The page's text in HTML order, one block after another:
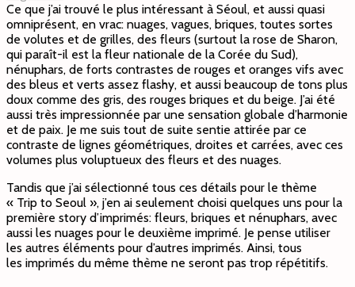
Ce que j’ai trouvé le plus intéressant à Séoul, et aussi quasi
omniprésent, en vrac: nuages, vagues, briques, toutes sortes
de volutes et de grilles, des fleurs (surtout la rose de Sharon,
qui paraît-il est la fleur nationale de la Corée du Sud),
nénuphars, de forts contrastes de rouges et oranges vifs avec
des bleus et verts assez flashy, et aussi beaucoup de tons plus
doux comme des gris, des rouges briques et du beige. J’ai été
aussi très impressionnée par une sensation globale d’harmonie
et de paix. Je me suis tout de suite sentie attirée par ce
contraste de lignes géométriques, droites et carrées, avec ces
volumes plus voluptueux des fleurs et des nuages.
Tandis que j’ai sélectionné tous ces détails pour le thème
« Trip to Seoul », j’en ai seulement choisi quelques uns pour la
première story d’imprimés: fleurs, briques et nénuphars, avec
aussi les nuages pour le deuxième imprimé. Je pense utiliser
les autres éléments pour d’autres imprimés. Ainsi, tous
les imprimés du même thème ne seront pas trop répétitifs.